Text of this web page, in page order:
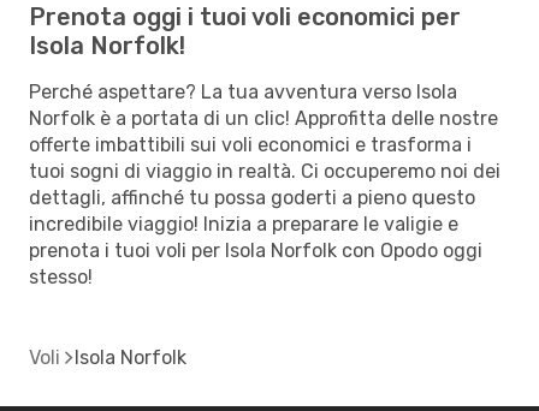
Prenota oggi i tuoi voli economici per
Isola Norfolk!
Perché aspettare? La tua avventura verso Isola
Norfolk è a portata di un clic! Approfitta delle nostre
offerte imbattibili sui voli economici e trasforma i
tuoi sogni di viaggio in realtà. Ci occuperemo noi dei
dettagli, affinché tu possa goderti a pieno questo
incredibile viaggio! Inizia a preparare le valigie e
prenota i tuoi voli per Isola Norfolk con Opodo oggi
stesso!
Voli Isola Norfolk